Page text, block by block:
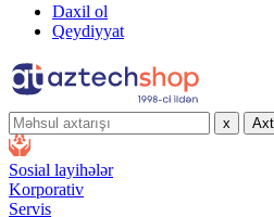
Daxil ol
Qeydiyyat
x
Sosial layihələr
Korporativ
Servis